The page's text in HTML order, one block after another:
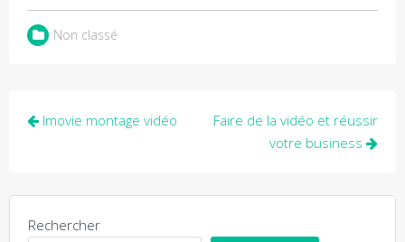
Non classé
Navigation
Imovie montage vidéo
Faire de la vidéo et réussir
votre business
Rechercher